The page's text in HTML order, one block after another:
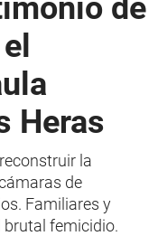
de
Heras
la
de
Familiares y
femicidio.